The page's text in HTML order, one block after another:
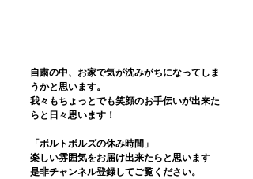
自粛の中、お家で気が沈みがちになってしま
うかと思います。
我々もちょっとでも笑顔のお手伝いが出来た
らと日々思います！
「ボルトボルズの休み時間」
楽しい雰囲気をお届け出来たらと思います
是非チャンネル登録してご覧ください。